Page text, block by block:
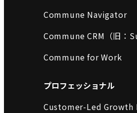
Commune Navigator
Commune CRM（旧：
Commune for Work
プロフェッショナル
Customer-Led Growth